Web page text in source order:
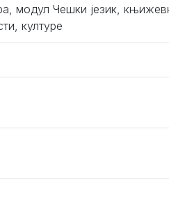
модул Чешки језик,
културе